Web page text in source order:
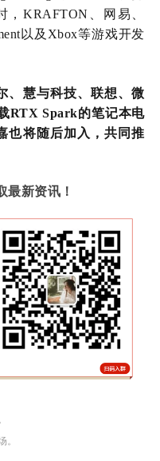
，KRAFTON、网易、
以及Xbox等游戏开发
、慧与科技、联想、微
RTX Spark的笔记本电
也将随后加入，共同推
最新资讯！
。